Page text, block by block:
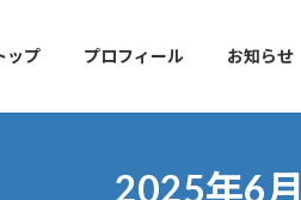
ップ プロフィール お知らせ
2025年6月